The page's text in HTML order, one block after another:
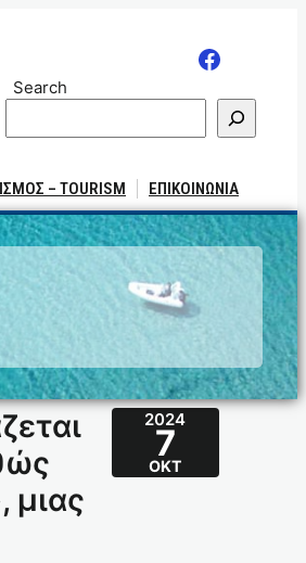
Search
– TOURISM ΕΠΙΚΟΙΝΩΝΙΑ
μιας
2024
7
ΟΚΤ